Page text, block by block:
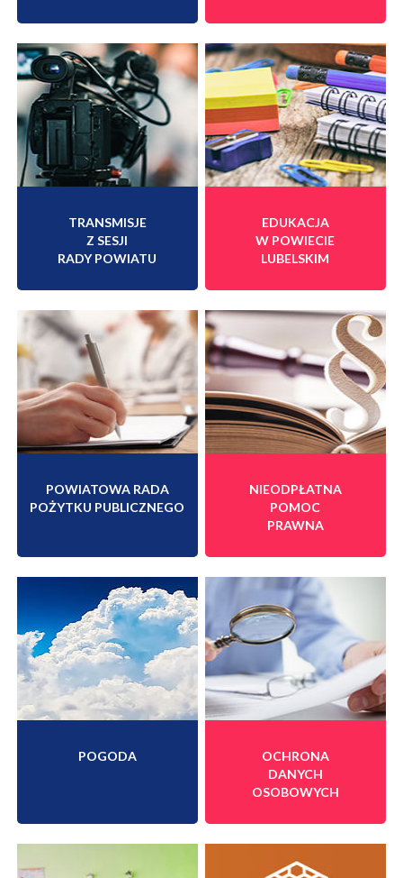
TRANSMISJE
Z SESJI
RADY POWIATU
EDUKACJA
W POWIECIE
LUBELSKIM
POWIATOWA RADA
POŻYTKU PUBLICZNEGO
NIEODPŁATNA
POMOC
PRAWNA
POGODA
OCHRONA
DANYCH
OSOBOWYCH